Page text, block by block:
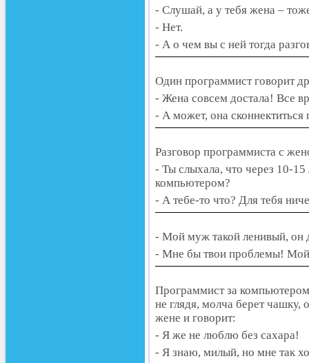
- Слушай, а у тебя жена –
- Нет.
- А о чем вы с ней тогда
Один программист говорит
- Жена совсем достала! Все
- А может, она сконнектиться
Разговор программиста с
- Ты слыхала, что через 10-
компьютером?
- А тебе-то что? Для тебя
- Мой муж такой ленивый, он
- Мне бы твои проблемы! Мой
Программист за
не глядя, молча берет чашку,
жене и говорит:
- Я же не люблю без сахара!
- Я знаю, милый, но мне так